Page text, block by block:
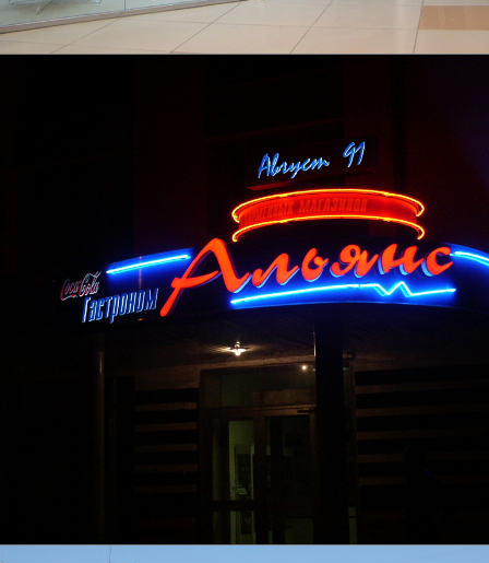
Вывеска
Подробнее